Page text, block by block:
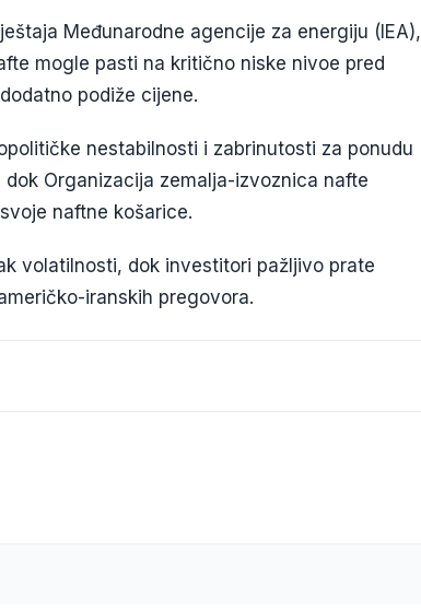
Međunarodne agencije za energiju (IEA),
mogle pasti na kritično niske nivoe pred
podiže cijene.
nestabilnosti i zabrinutosti za ponudu
Organizacija zemalja-izvoznica nafte
naftne košarice.
volatilnosti, dok investitori pažljivo prate
iranskih pregovora.